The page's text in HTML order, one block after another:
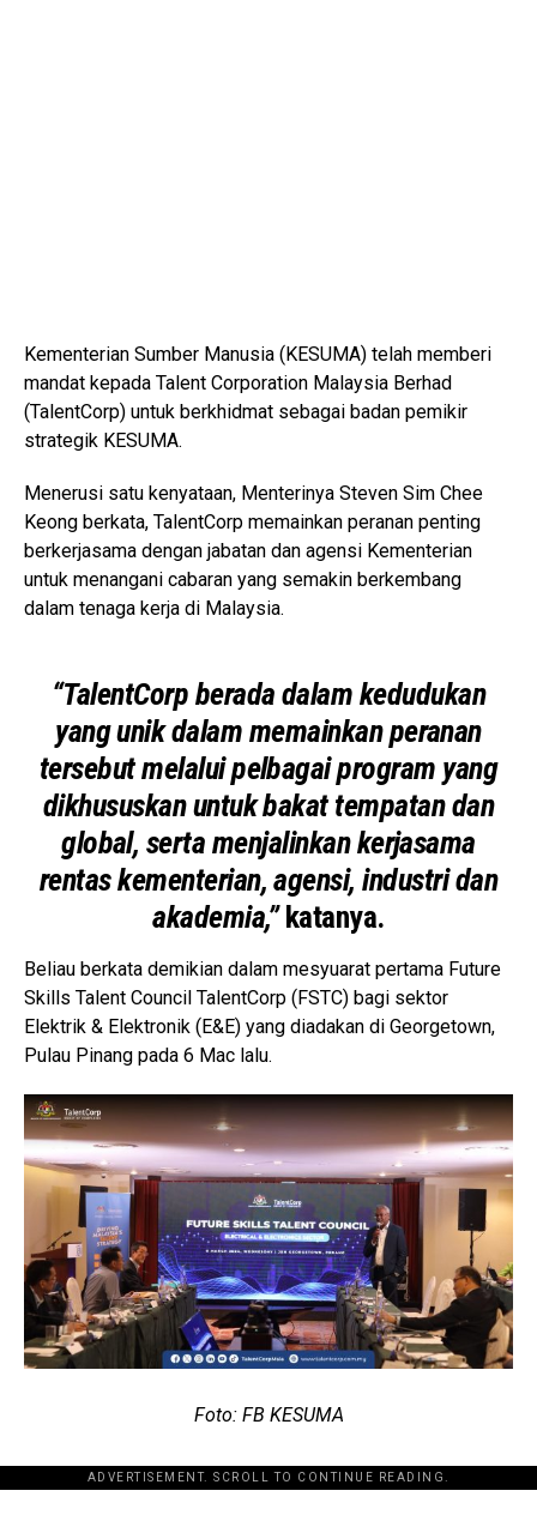
Kementerian Sumber Manusia (KESUMA) telah memberi
mandat kepada Talent Corporation Malaysia Berhad
(TalentCorp) untuk berkhidmat sebagai badan pemikir
strategik KESUMA.
Menerusi satu kenyataan, Menterinya Steven Sim Chee
Keong berkata, TalentCorp memainkan peranan penting
berkerjasama dengan jabatan dan agensi Kementerian
untuk menangani cabaran yang semakin berkembang
dalam tenaga kerja di Malaysia.
“TalentCorp berada dalam kedudukan
yang unik dalam memainkan peranan
tersebut melalui pelbagai program yang
dikhususkan untuk bakat tempatan dan
global, serta menjalinkan kerjasama
rentas kementerian, agensi, industri dan
akademia,”katanya.
Beliau berkata demikian dalam mesyuarat pertama Future
Skills Talent Council TalentCorp (FSTC) bagi sektor
Elektrik & Elektronik (E&E) yang diadakan di Georgetown,
Pulau Pinang pada 6 Mac lalu.
Foto: FB KESUMA
ADVERTISEMENT. SCROLL TO CONTINUE READING.